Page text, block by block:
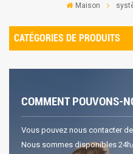
Maison
CATÉGORIES DE PRODUITS
COMMENT POUVONS-
Vous pouvez nous contacter
Nous sommes disponibles